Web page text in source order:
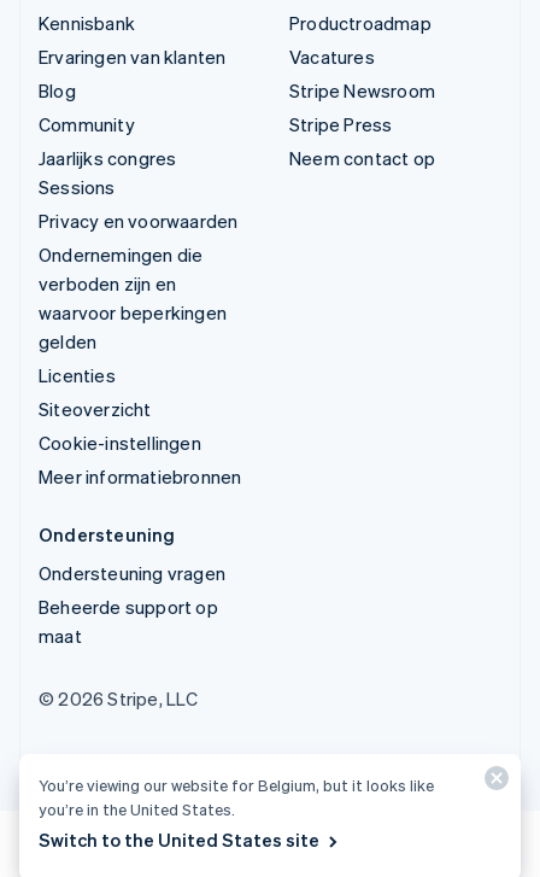
Kennisbank
Ervaringen van klanten
Blog
Community
Jaarlijks congres
Sessions
Privacy en voorwaarden
Ondernemingen die
verboden zijn en
waarvoor beperkingen
gelden
Licenties
Siteoverzicht
Cookie-instellingen
Meer informatiebronnen
Productroadmap
Vacatures
Stripe Newsroom
Stripe Press
Neem contact op
Ondersteuning
Ondersteuning vragen
Beheerde support op
maat
© 2026 Stripe, LLC
You’re viewing our website for Belgium, but it looks like
you’re in the United States.
Switch to the United States site